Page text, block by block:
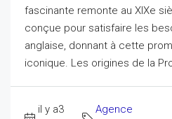
fascinante remonte au XIXe
conçue pour satisfaire les
anglaise, donnant à cette
iconique. Les origines de la
il y a3
Agence